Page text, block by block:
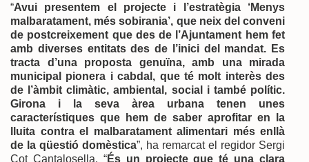
“Avui presentem el projecte i l’estratègia ‘Menys
malbaratament, més sobirania’, que neix del conveni
de postcreixement que des de l’Ajuntament hem fet
amb diverses entitats des de l’inici del mandat. Es
tracta d’una proposta genuïna, amb una mirada
municipal pionera i cabdal, que té molt interès des
de l’àmbit climàtic, ambiental, social i també polític.
Girona i la seva àrea urbana tenen unes
característiques que hem de saber aprofitar en la
lluita contra el malbaratament alimentari més enllà
de la qüestió domèstica”, ha remarcat el regidor Sergi
Cot Cantalosella. “És un projecte que té una clara